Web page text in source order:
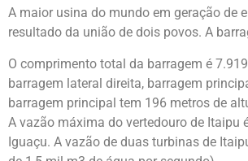
A maior usina do mundo em geração de
resultado da união de dois povos. A
O comprimento total da barragem é
barragem lateral direita, barragem
barragem principal tem 196 metros de
A vazão máxima do vertedouro de Itaipu
Iguaçu. A vazão de duas turbinas de